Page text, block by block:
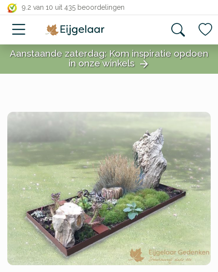
9.2 van 10 uit 435 beoordelingen
close
close
Aanstaande zaterdag: Kom inspiratie opdoen
in onze winkels arrow_forward